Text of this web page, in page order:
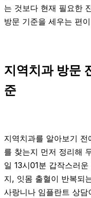
는 것보다 현재 필요한
방문 기준을 세우는 편
지역치과 방문
준
지역치과를 알아보기
를 찾는지 먼저 정리해
일 13시01분 갑작스러
지, 잇몸 출혈이 반복되
사랑니나 임플란트 상